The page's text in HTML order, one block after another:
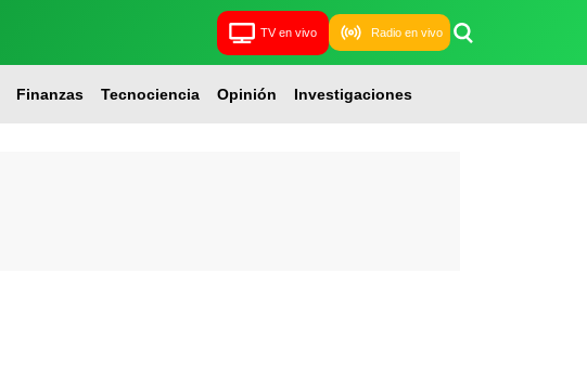
TV en vivo Radio en vivo
Finanzas Tecnociencia Opinión Investigaciones